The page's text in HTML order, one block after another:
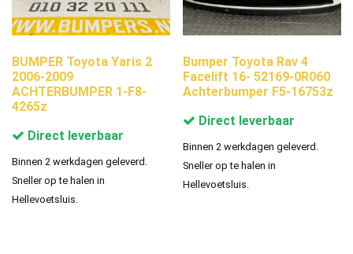
BUMPER Toyota Yaris 2
2006-2009
ACHTERBUMPER 1-F8-
4265z
Direct leverbaar
Binnen 2 werkdagen geleverd.
Sneller op te halen in
Hellevoetsluis.
Bumper Toyota Rav 4
Facelift 16- 52169-0R060
Achterbumper F5-16753z
Direct leverbaar
Binnen 2 werkdagen geleverd.
Sneller op te halen in
Hellevoetsluis.